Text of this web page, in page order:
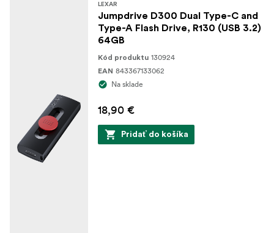
LEXAR
Jumpdrive D300 Dual Type-C and
Type-A Flash Drive, R130 (USB 3.2)
64GB
Kód produktu 130924
EAN 843367133062
Na sklade
18,90 €
Pridať do košíka